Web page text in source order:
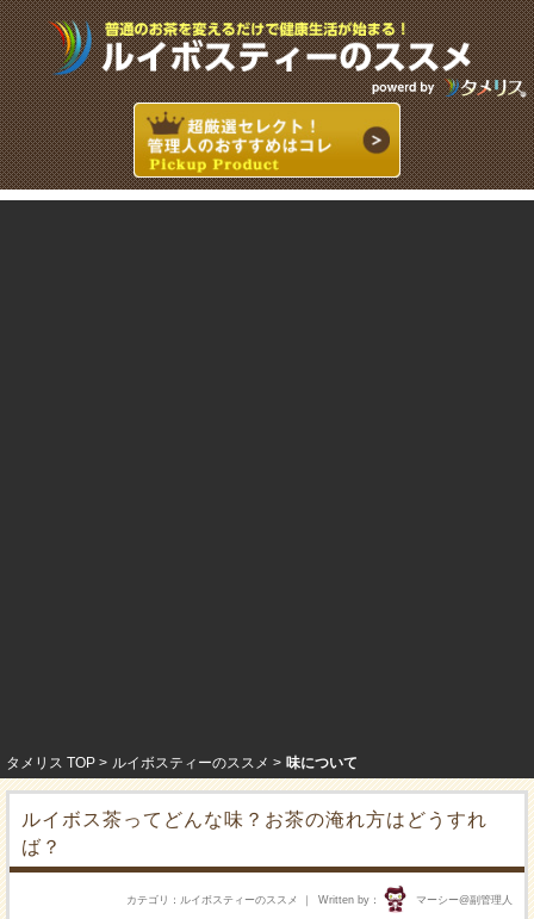
タメリス TOP ルイボスティーのススメ 味について
ルイボス茶ってどんな味？お茶の淹れ方はどうすれ
ば？
Written by マーシー@副管理人
カテゴリ ルイボスティーのススメ